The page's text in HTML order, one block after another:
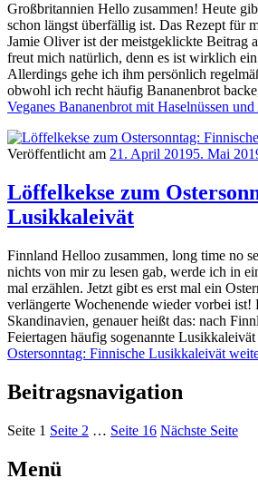
Großbritannien Hello zusammen! Heute
schon längst überfällig ist. Das Rezept für
Jamie Oliver ist der meistgeklickte Beitrag
freut mich natürlich, denn es ist wirklich
Allerdings gehe ich ihm persönlich
obwohl ich recht häufig Bananenbrot
Veganes Bananenbrot mit Haselnüssen
Veröffentlicht am 21. April 20195. Mai
Löffelkekse zum
Lusikkaleivät
Finnland Helloo zusammen, long time no
nichts von mir zu lesen gab, werde ich in
mal erzählen. Jetzt gibt es erst mal ein
verlängerte Wochenende wieder vorbei ist!
Skandinavien, genauer heißt das: nach
Feiertagen häufig sogenannte
Ostersonntag: Finnische Lusikkaleivät
Beitragsnavigation
Seite 1 Seite 2 … Seite 16 Nächste Seite
Menü